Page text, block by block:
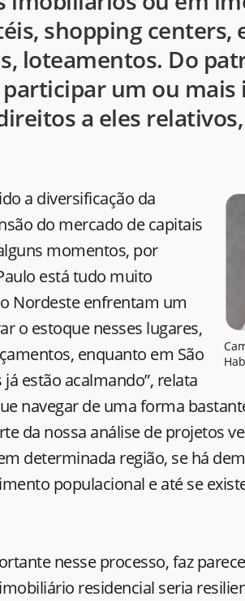
shopping centers,
loteamentos. Do
um ou mais
a eles
a diversificação da
do mercado de capitais
momentos, por
está tudo muito
Nordeste enfrentam um
o estoque nesses lugares,
enquanto em São
estão acalmando”, relata
navegar de uma forma
da nossa análise de projetos
determinada região, se há
populacional e até se
nesse processo, faz
residencial seria